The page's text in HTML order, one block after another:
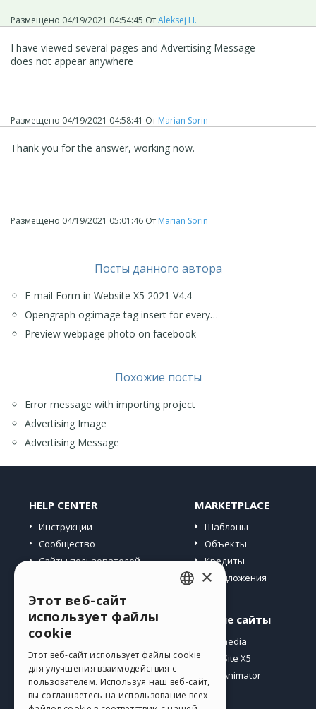
Размещено 04/19/2021 04:54:45 ОтAleksej H.
I have viewed several pages and Advertising Message
does not appear anywhere
Размещено 04/19/2021 04:58:41 От Marian Sorin
Thank you for the answer, working now.
Размещено 04/19/2021 05:01:46 От Marian Sorin
Посты данного автора
E-mail Form in Website X5 2021 V4.4
Opengraph og:image tag insert for every…
Preview webpage photo on facebook
Похожие посты
Error message with importing project
Advertising Image
Advertising Message
HELP CENTER
Инструкции
Сообщество
Сайты пользователей
MARKETPLACE
Шаблоны
Объекты
Кредиты
Предложения
Профиль
Мои посты
Мои лицензии
Загрузить
Веб-хостинг
Другие сайты
Incomedia
WebSite X5
WebAnimator
GERMAN
SPANISH
PORTUGUESE
×
Этот веб-сайт
использует файлы
cookie
Этот веб-сайт использует файлы cookie
для улучшения взаимодействия с
пользователем. Используя наш веб-сайт,
вы соглашаетесь на использование всех